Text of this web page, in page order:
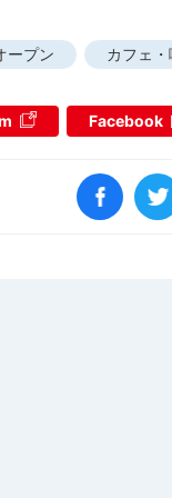
ープン カフェ
Facebook